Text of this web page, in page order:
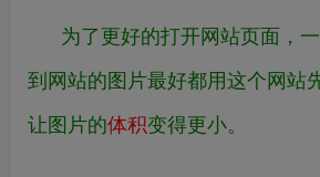
为了更好的打开网站页面，
到网站的图片最好都用这个网站
让图片的体积变得更小。